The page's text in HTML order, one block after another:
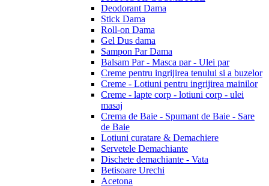
Deodorant Dama
Stick Dama
Roll-on Dama
Gel Dus dama
Sampon Par Dama
Balsam Par - Masca par - Ulei par
Creme pentru ingrijirea tenului si a buzelor
Creme - Lotiuni pentru ingrijirea mainilor
Creme - lapte corp - lotiuni corp - ulei
masaj
Crema de Baie - Spumant de Baie - Sare
de Baie
Lotiuni curatare & Demachiere
Servetele Demachiante
Dischete demachiante - Vata
Betisoare Urechi
Acetona